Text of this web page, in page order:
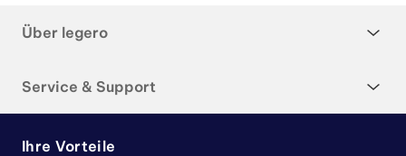
Über legero
Service & Support
Ihre Vorteile